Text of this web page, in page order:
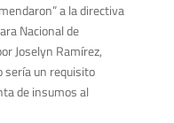
a la directiva
Nacional de
Joselyn Ramírez,
sería un requisito
de insumos al